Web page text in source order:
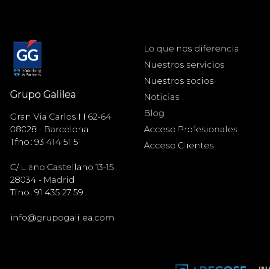
Grupo Galilea
Gran Via Carlos III 62-64
08028 - Barcelona
Tfno.: 93 414 51 51
C/ Llano Castellano 13-15
28034 - Madrid
Tfno.: 91 435 27 59
info@grupogalilea.com
Lo que nos diferencia
Nuestros servicios
Nuestros socios
Noticias
Blog
Acceso Profesionales
Acceso Clientes